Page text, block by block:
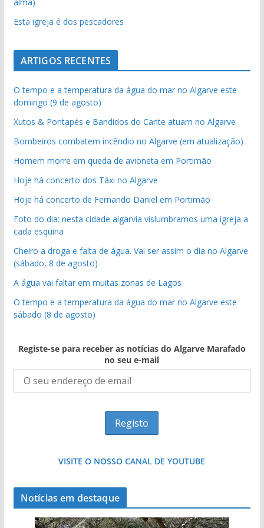
Esta igreja é dos pescadores
ARTIGOS RECENTES
O tempo e a temperatura da água do mar no Algarve este
domingo (9 de agosto)
Xutos & Pontapés e Bandidos do Cante atuam no Algarve
Bombeiros combatem incêndio no Algarve (em atualização)
Homem morre em queda de avioneta em Portimão
Hoje há concerto dos Táxi no Algarve
Hoje há concerto de Fernando Daniel em Portimão
Foto do dia: nesta cidade algarvia vislumbramos uma igreja a
cada esquina
Cheiro a droga e falta de água. Vai ser assim o dia no Algarve
(sábado, 8 de agosto)
A água vai faltar em muitas zonas de Lagos
O tempo e a temperatura da água do mar no Algarve este
sábado (8 de agosto)
Registe-se para receber as notícias do Algarve Marafado
no seu e-mail
VISITE O NOSSO CANAL DE YOUTUBE
Notícias em destaque